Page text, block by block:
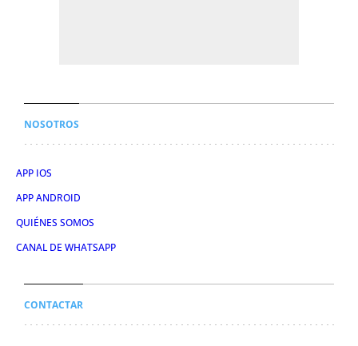
NOSOTROS
APP IOS
APP ANDROID
QUIÉNES SOMOS
CANAL DE WHATSAPP
CONTACTAR